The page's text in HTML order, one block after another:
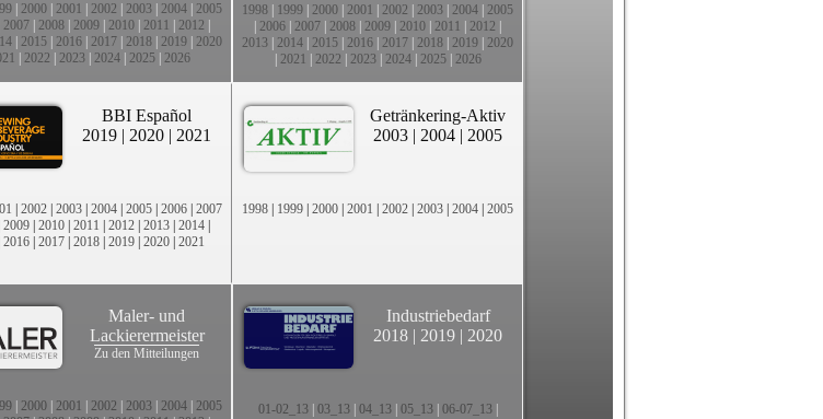
2000 2001 2002 2003 2004 2005
2007 2008 2009 2010 2011 2012
2015 2016 2017 2018 2019 2020
2022 2023| 2024| 2025| 2026
1998 1999 2000 2001 2002 2003 2004 2005
2006 2007 2008 2009 2010 2011 2012
2013 2014 2015 2016 2017 2018 2019 2020
2021 2022 2023| 2024| 2025| 2026
BBI Español
2019 | 2020 | 2021
| 2002 | 2003 | 2004 | 2005 | 2006 | 2007
2009 | 2010 | 2011 | 2012 | 2013 | 2014 |
2016 | 2017 | 2018 | 2019 | 2020 | 2021
Getränkering-Aktiv
2003 | 2004 | 2005
1998 | 1999 | 2000 | 2001 | 2002 | 2003 | 2004 | 2005
Maler- und
Lackierermeister
Zu den Mitteilungen
2000 2001 2002 2003 2004 2005
Industriebedarf
2018 | 2019 | 2020
01-02_13| 03_13| 04_13| 05_13| 06-07_13|